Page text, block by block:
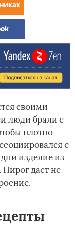
своими
люди брали с
плотно
с
изделие из
Пирог дает не